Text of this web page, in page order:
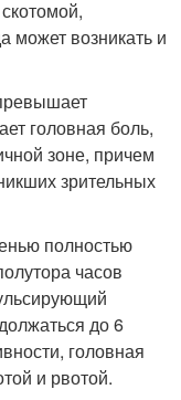
может возникать и
головная боль,
зоне, причем
зрительных
полностью
часов
до 6
головная
и рвотой.